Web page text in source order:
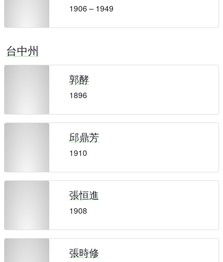
1906 – 1949
台中州
郭酵
1896
邱鼎芳
1910
張恒進
1908
張時修